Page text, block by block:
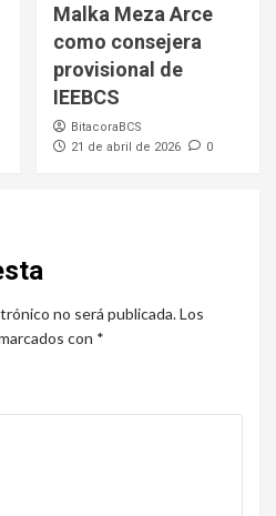
Malka Meza Arce
como consejera
provisional de
IEEBCS
BitacoraBCS
21 de abril de 2026
0
no será publicada.Los
con *